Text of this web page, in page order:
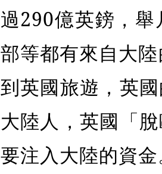
過290億英鎊，
部等都有來自大
到英國旅遊，英
大陸人，英國「
要注入大陸的資